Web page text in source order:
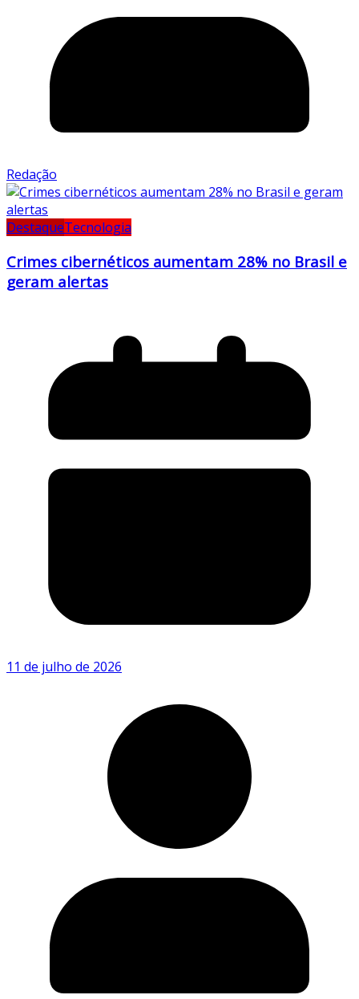
Redação
DestaqueTecnologia
Crimes cibernéticos aumentam 28% no Brasil e
geram alertas
11 de julho de 2026